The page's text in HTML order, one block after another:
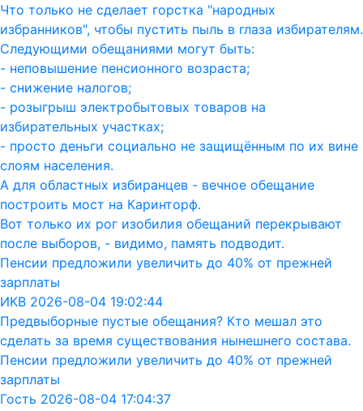
Что только не сделает горстка "народных
избранников", чтобы пустить пыль в глаза избирателям.
Следующими обещаниями могут быть:
- неповышение пенсионного возраста;
- снижение налогов;
- розыгрыш электробытовых товаров на
избирательных участках;
- просто деньги социально не защищённым по их вине
слоям населения.
А для областных избиранцев - вечное обещание
построить мост на Каринторф.
Вот только их рог изобилия обещаний перекрывают
после выборов, - видимо, память подводит.
Пенсии предложили увеличить до 40% от прежней
зарплаты
ИКВ 2026-08-04 19:02:44
Предвыборные пустые обещания? Кто мешал это
сделать за время существования нынешнего состава.
Пенсии предложили увеличить до 40% от прежней
зарплаты
Гость 2026-08-04 17:04:37